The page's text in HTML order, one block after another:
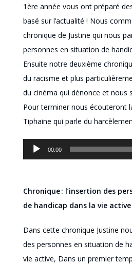
1ère année vous ont préparé
basé sur l’actualité ! Nous
chronique de Justine qui nous
personnes en situation de
Ensuite notre deuxième
du racisme et plus
du cinéma qui dénonce et nous
Pour terminer nous écouteront
Tiphaine qui parle du
Lecteur
audio
00:00
Chronique : l’insertion des
de handicap dans la vie active
Dans cette chronique Justine
des personnes en situation de
vie active, Dans un premier